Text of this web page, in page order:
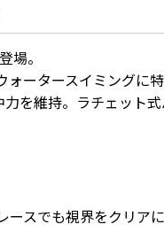
場。
ータースイミングに特
を維持。ラチェット
スでも視界をクリアに